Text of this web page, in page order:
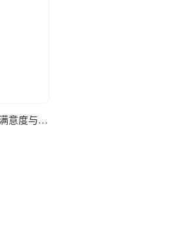
华北地区养老机构员工满意度与心理健康状况调查